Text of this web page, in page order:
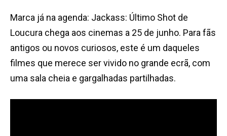
Marca já na agenda: Jackass: Último Shot de
Loucura chega aos cinemas a 25 de junho. Para fãs
antigos ou novos curiosos, este é um daqueles
filmes que merece ser vivido no grande ecrã, com
uma sala cheia e gargalhadas partilhadas.